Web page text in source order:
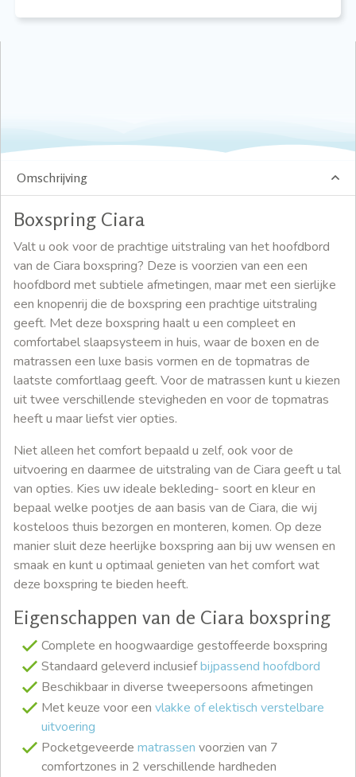
Omschrijving
Boxspring Ciara
Valt u ook voor de prachtige uitstraling van het hoofdbord
van de Ciara boxspring? Deze is voorzien van een een
hoofdbord met subtiele afmetingen, maar met een sierlijke
een knopenrij die de boxspring een prachtige uitstraling
geeft. Met deze boxspring haalt u een compleet en
comfortabel slaapsysteem in huis, waar de boxen en de
matrassen een luxe basis vormen en de topmatras de
laatste comfortlaag geeft. Voor de matrassen kunt u kiezen
uit twee verschillende stevigheden en voor de topmatras
heeft u maar liefst vier opties.
Niet alleen het comfort bepaald u zelf, ook voor de
uitvoering en daarmee de uitstraling van de Ciara geeft u tal
van opties. Kies uw ideale bekleding- soort en kleur en
bepaal welke pootjes de aan basis van de Ciara, die wij
kosteloos thuis bezorgen en monteren, komen. Op deze
manier sluit deze heerlijke boxspring aan bij uw wensen en
smaak en kunt u optimaal genieten van het comfort wat
deze boxspring te bieden heeft.
Eigenschappen van de Ciara boxspring
Complete en hoogwaardige gestoffeerde boxspring
Standaard geleverd inclusiefbijpassend hoofdbord
Beschikbaar in diverse tweepersoons afmetingen
Met keuze voor een vlakke of elektisch verstelbare
uitvoering
Pocketgeveerde matrassen voorzien van 7
comfortzones in 2 verschillende hardheden